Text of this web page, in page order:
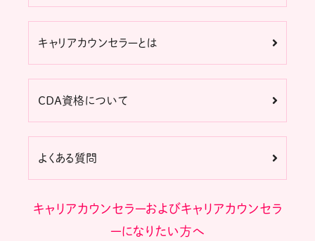
キャリアカウンセラーとは
CDA資格について
よくある質問
キャリアカウンセラーおよびキャリアカウンセラ
ーになりたい方へ